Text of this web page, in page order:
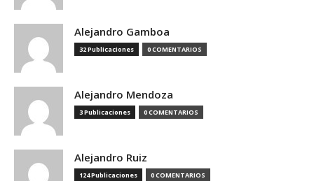
Alejandro Gamboa
32 Publicaciones 0 COMENTARIOS
Alejandro Mendoza
3 Publicaciones 0 COMENTARIOS
Alejandro Ruiz
124 Publicaciones 0 COMENTARIOS